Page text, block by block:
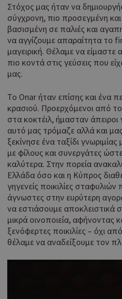
Στόχος μας ήταν να
σύγχρονη, πιο προσεγμένη και
βασισμένη σε παλιές και
να αγγίζουμε απαραίτητα το
μαγειρική. Θέλαμε να είμαστε
πιο κοντά στις γεύσεις που
μας.
Το Onar ήταν επίσης και ένα
κρασιού. Προερχόμενοι από το
στα κοκτέιλ, ήμασταν άπειροι
αυτό μας τρόμαζε αλλά και
ξεκίνησε ένα ταξίδι
με φίλους και συνεργάτες
καλύτερα. Στην πορεία
Ελλάδα όσο και η Κύπρος
γηγενείς ποικιλίες
άγνωστες στην ευρύτερη
να εστιάσουμε αποκλειστικά
μικρά οινοποιεία, αφήνοντας
ξενόφερτες ποικιλίες – όχι
θέλαμε να αναδείξουμε τον